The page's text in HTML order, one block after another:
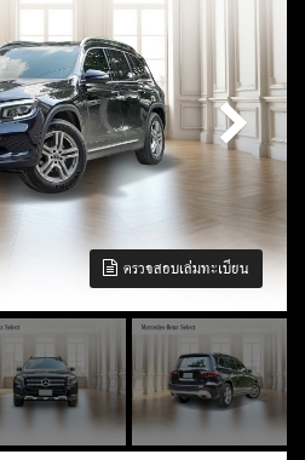
ตรวจสอบเล่มทะเบียน